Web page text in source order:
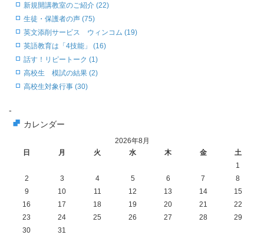
新規開講教室のご紹介 (22)
生徒・保護者の声 (75)
英文添削サービス ウィンコム (19)
英語教育は「4技能」 (16)
話す！リピートーク (1)
高校生 模試の結果 (2)
高校生対象行事 (30)
-
カレンダー
2026年8月
日
月 火 水 木 金 土
1
2
3 4 5 6 7
8
9
10 11 12 13 14
15
16
17 18 19 20 21
22
23
24 25 26 27 28
29
30
31